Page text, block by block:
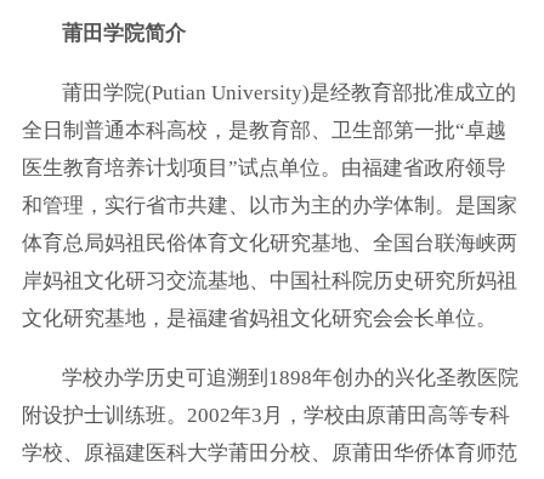
莆田学院简介
莆田学院(Putian University)是经教育部批准成立的
全日制普通本科高校，是教育部、卫生部第一批“卓越
医生教育培养计划项目”试点单位。由福建省政府领导
和管理，实行省市共建、以市为主的办学体制。是国家
体育总局妈祖民俗体育文化研究基地、全国台联海峡两
岸妈祖文化研习交流基地、中国社科院历史研究所妈祖
文化研究基地，是福建省妈祖文化研究会会长单位。
学校办学历史可追溯到1898年创办的兴化圣教医院
附设护士训练班。2002年3月，学校由原莆田高等专科
学校、原福建医科大学莆田分校、原莆田华侨体育师范